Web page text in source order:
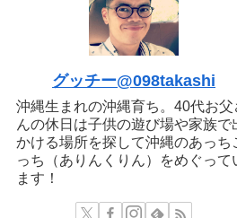
グッチー@098takashi
沖縄生まれの沖縄育ち。40代お父
んの休日は子供の遊び場や家族で
かける場所を探して沖縄のあっち
っち（ありんくりん）をめぐって
ます！